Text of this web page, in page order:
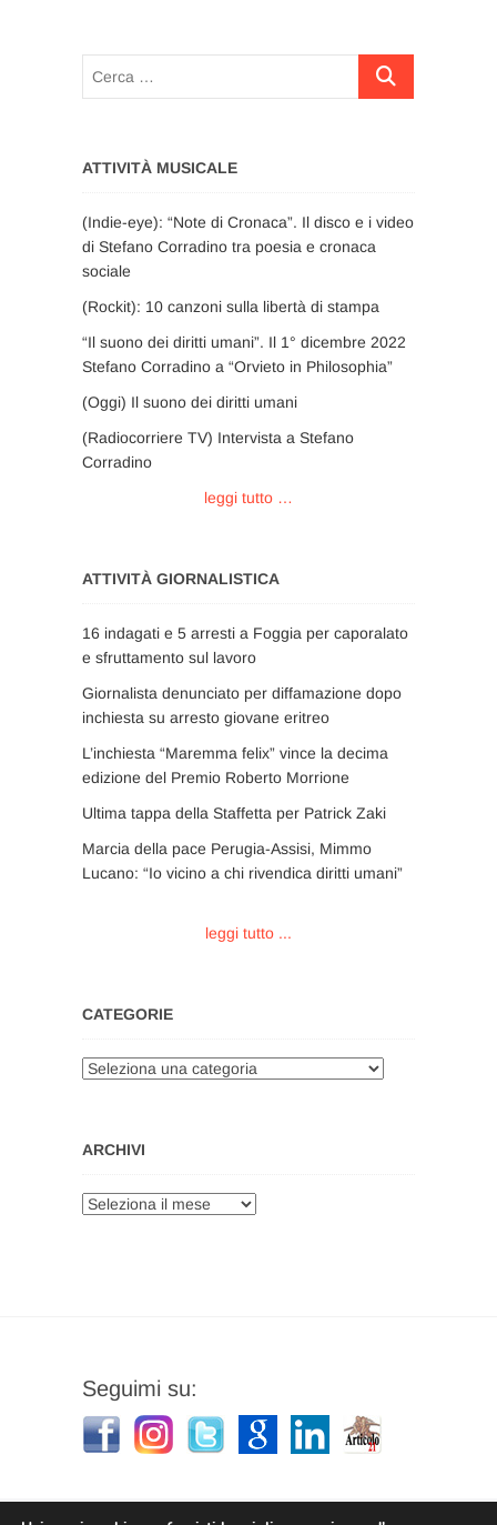
Cerca
ATTIVITÀ MUSICALE
(Indie-eye): “Note di Cronaca”. Il disco e i video
di Stefano Corradino tra poesia e cronaca
sociale
(Rockit): 10 canzoni sulla libertà di stampa
“Il suono dei diritti umani”. Il 1° dicembre 2022
Stefano Corradino a “Orvieto in Philosophia”
(Oggi) Il suono dei diritti umani
(Radiocorriere TV) Intervista a Stefano
Corradino
leggi tutto …
ATTIVITÀ GIORNALISTICA
16 indagati e 5 arresti a Foggia per caporalato
e sfruttamento sul lavoro
Giornalista denunciato per diffamazione dopo
inchiesta su arresto giovane eritreo
L’inchiesta “Maremma felix” vince la decima
edizione del Premio Roberto Morrione
Ultima tappa della Staffetta per Patrick Zaki
Marcia della pace Perugia-Assisi, Mimmo
Lucano: “Io vicino a chi rivendica diritti umani”
leggi tutto ...
CATEGORIE
Categorie
ARCHIVI
Archivi
Seguimi su: